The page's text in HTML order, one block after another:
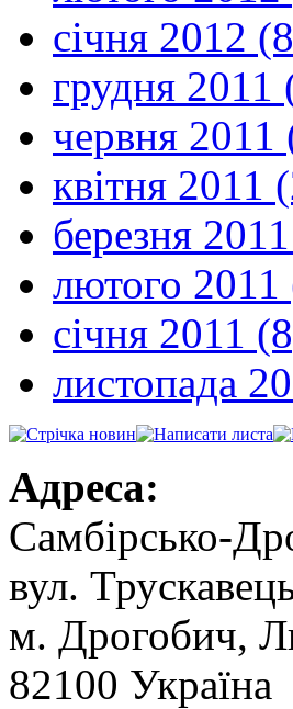
січня 2012
грудня 2011
червня 2011
квітня 2011
березня
лютого 2011
січня 2011
листопада
Адреса:
Самбірсько-
вул.
м. Дрогобич,
82100 Україна